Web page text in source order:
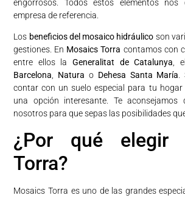
engorrosos. Todos estos elementos nos
empresa de referencia.
Los beneficios del mosaico hidráulico son
gestiones. En Mosaics Torra contamos con
entre ellos la Generalitat de Catalunya ,
Barcelona
Natura o Dehesa Santa María
contar con un suelo especial para tu hogar
una opción interesante. Te aconsejamos
nosotros para que sepas las posibilidades
¿Por qué elegir
Torra?
Mosaics Torra es uno de las grandes